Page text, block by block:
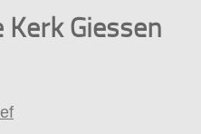
Giessen